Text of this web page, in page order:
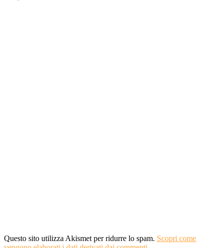
Questo sito utilizza Akismet per ridurre lo spam. Scopri come